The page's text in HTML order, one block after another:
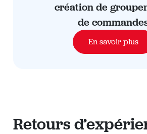
création de
de
En savoir plus
Retours